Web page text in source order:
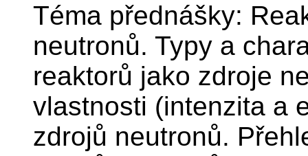
Téma přednášky:
neutronů. Typy a
reaktorů jako zdroje
vlastnosti (intenzita a
zdrojů neutronů.